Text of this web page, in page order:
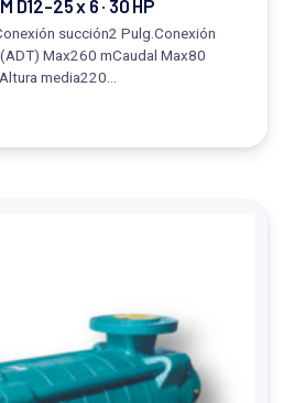
D12-25 x 6 · 30 HP
succión2 Pulg.Conexión
Max260 mCaudal Max80
media220…